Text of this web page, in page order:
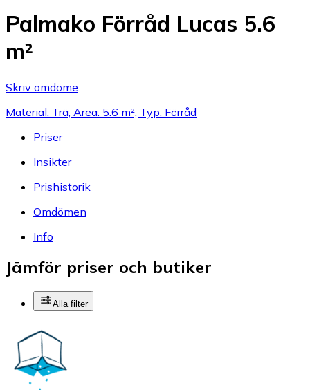
Palmako Förråd Lucas 5.6
m²
Skriv omdöme
Material: Trä, Area: 5.6 m², Typ: Förråd
Priser
Insikter
Prishistorik
Omdömen
Info
Jämför priser och butiker
Alla filter